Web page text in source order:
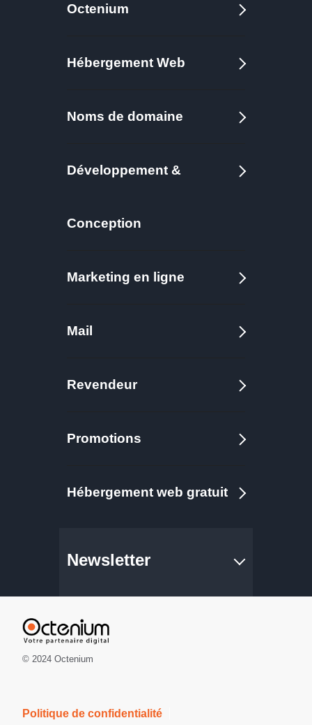
Octenium
Hébergement Web
Noms de domaine
Développement &
Conception
Marketing en ligne
Mail
Revendeur
Promotions
Hébergement web gratuit
Newsletter
© 2024 Octenium
Politique de confidentialité